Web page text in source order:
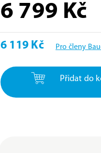
6 799 Kč
6 119 Kč Pro členy
Přidat do